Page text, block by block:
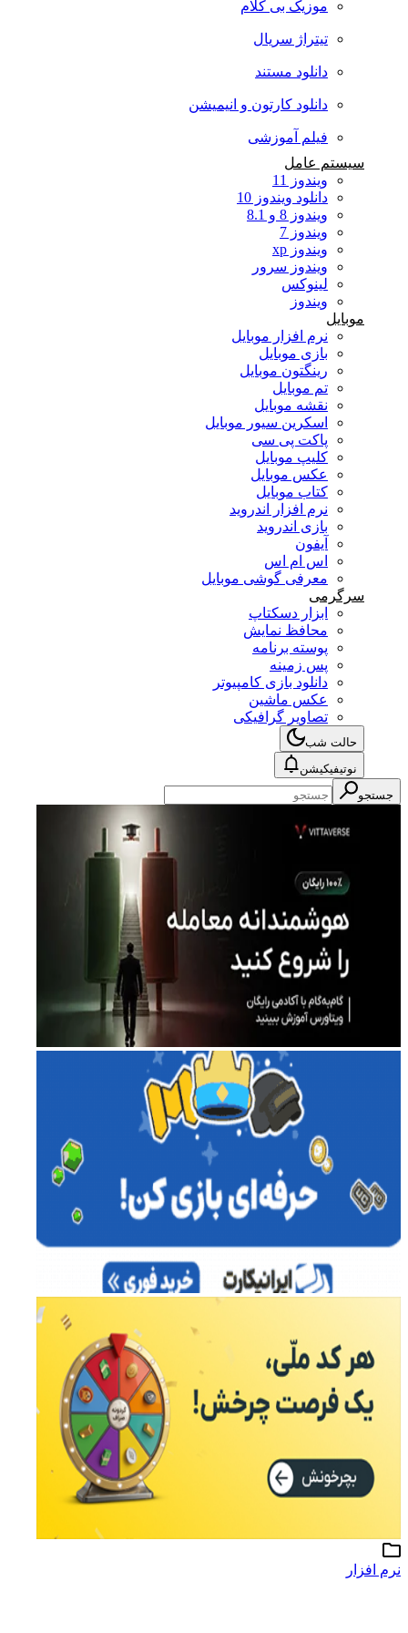
موزیک بی کلام
تیتراژ سریال
دانلود مستند
دانلود کارتون و انیمیشن
فیلم آموزشی
سیستم عامل
ویندوز 11
دانلود ویندوز 10
ویندوز 8 و 8.1
ویندوز 7
ویندوز xp
ویندوز سرور
لینوکس
ویندوز
موبایل
نرم افزار موبایل
بازی موبایل
رینگتون موبایل
تم موبایل
نقشه موبایل
اسکرین سیور موبایل
پاکت پی سی
کلیپ موبایل
عکس موبایل
کتاب موبایل
نرم افزار اندروید
بازی اندروید
آیفون
اس ام اس
معرفی گوشی موبایل
سرگرمی
ابزار دسکتاپ
محافظ نمایش
پوسته برنامه
پس زمینه
دانلود بازی کامپیوتر
عکس ماشین
تصاویر گرافیکی
حالت شب
نوتیفیکیشن
جستجو
نرم افزار